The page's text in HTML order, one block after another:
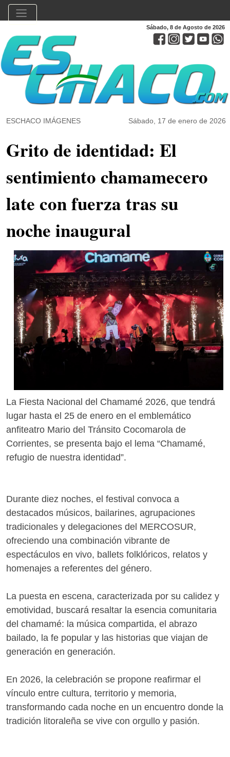
Sábado, 8 de Agosto de 2026
ESCHACO IMÁGENES Sábado, 17 de enero de 2026
Grito de identidad: El
sentimiento chamamecero
late con fuerza tras su
noche inaugural
La Fiesta Nacional del Chamamé 2026, que tendrá
lugar hasta el 25 de enero en el emblemático
anfiteatro Mario del Tránsito Cocomarola de
Corrientes, se presenta bajo el lema “Chamamé,
refugio de nuestra identidad”.
Durante diez noches, el festival convoca a
destacados músicos, bailarines, agrupaciones
tradicionales y delegaciones del MERCOSUR,
ofreciendo una combinación vibrante de
espectáculos en vivo, ballets folklóricos, relatos y
homenajes a referentes del género.
La puesta en escena, caracterizada por su calidez y
emotividad, buscará resaltar la esencia comunitaria
del chamamé: la música compartida, el abrazo
bailado, la fe popular y las historias que viajan de
generación en generación.
En 2026, la celebración se propone reafirmar el
vínculo entre cultura, territorio y memoria,
transformando cada noche en un encuentro donde la
tradición litoraleña se vive con orgullo y pasión.